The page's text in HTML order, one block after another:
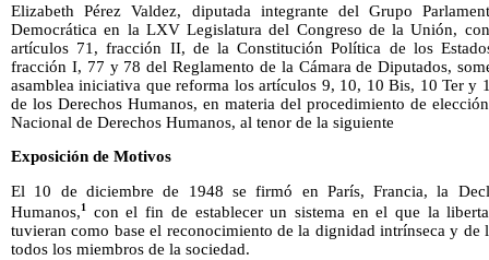
Elizabeth Pérez Valdez, diputada integrante del Grupo
Democrática en la LXV Legislatura del Congreso de la Unión,
artículos 71, fracción II, de la Constitución Política de los
fracción I, 77 y 78 del Reglamento de la Cámara de Diputados,
asamblea iniciativa que reforma los artículos 9, 10, 10 Bis, 10 Ter y
de los Derechos Humanos, en materia del procedimiento de
Nacional de Derechos Humanos, al tenor de la siguiente
Exposición de Motivos
El 10 de diciembre de 1948 se firmó en París, Francia, la
Humanos,1
con el fin de establecer un sistema en el que la
tuvieran como base el reconocimiento de la dignidad intrínseca y de
todos los miembros de la sociedad.